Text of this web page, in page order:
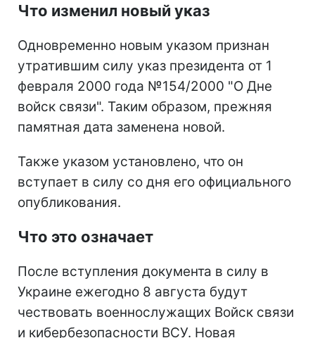
Что изменил новый указ
Одновременно новым указом признан
утратившим силу указ президента от 1
февраля 2000 года №154/2000 "О Дне
войск связи". Таким образом, прежняя
памятная дата заменена новой.
Также указом установлено, что он
вступает в силу со дня его официального
опубликования.
Что это означает
После вступления документа в силу в
Украине ежегодно 8 августа будут
чествовать военнослужащих Войск связи
и кибербезопасности ВСУ. Новая